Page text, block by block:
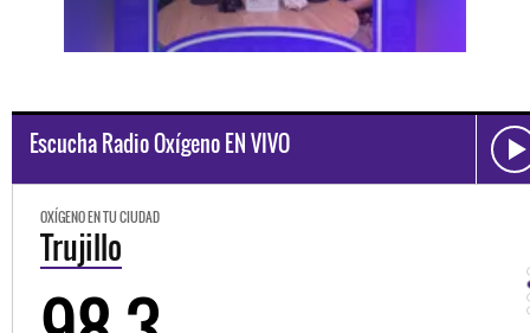
Escucha Radio Oxígeno EN VIVO
OXÍGENO EN TU CIUDAD
Trujillo